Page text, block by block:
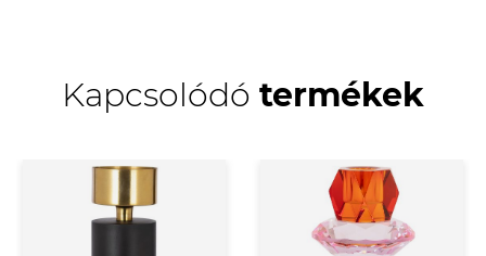
Kapcsolódó termékek